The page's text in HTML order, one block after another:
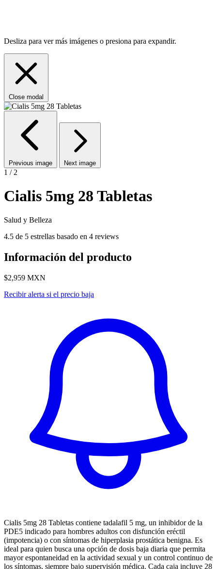
Desliza para ver más imágenes o presiona para expandir.
Close modal
Previous image Next image
1 / 2
Cialis 5mg 28 Tabletas
Salud y Belleza
4.5 de 5 estrellas basado en 4 reviews
Información del producto
$2,959 MXN
Recibir alerta si el precio baja
Cialis 5mg 28 Tabletas contiene tadalafil 5 mg, un inhibidor de la
PDE5 indicado para hombres adultos con disfunción eréctil
(impotencia) o con síntomas de hiperplasia prostática benigna. Es
ideal para quien busca una opción de dosis baja diaria que permita
mayor espontaneidad en la actividad sexual y un control continuo de
los síntomas, siempre bajo supervisión médica. Cada caja incluye 28